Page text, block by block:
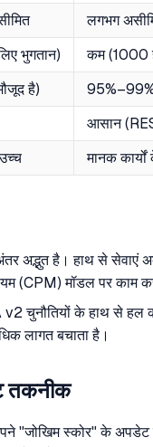
लगभग
भुगतान)
कम (1000
है)
95%–99%
आसान
मानक
अद्भुत है। हाथ से सेवाएं
(CPM) मॉडल पर काम
चुनौतियों के हाथ से
लागत बचाता है।
तकनीक
अपने "जोखिम स्कोर" के